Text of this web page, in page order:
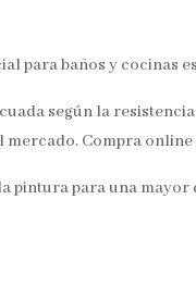
para baños y cocinas
según la
mercado. Compra
pintura para una